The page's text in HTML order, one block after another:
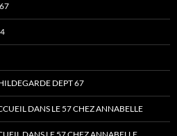
DEPT 67
DANS LE 57 CHEZ ANNABELLE